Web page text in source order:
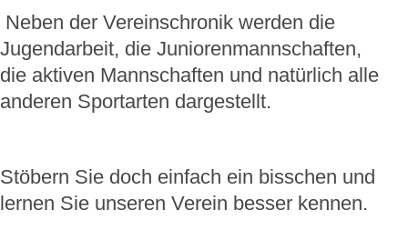
Neben der Vereinschronik werden die
Jugendarbeit, die Juniorenmannschaften,
die aktiven Mannschaften und natürlich alle
anderen Sportarten dargestellt.
Stöbern Sie doch einfach ein bisschen und
lernen Sie unseren Verein besser kennen.